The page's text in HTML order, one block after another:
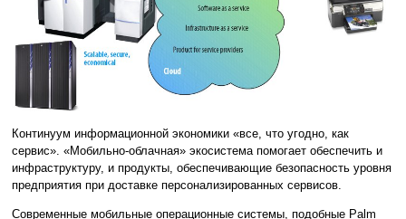
Континуум информационной экономики «все, что угодно, как
сервис». «Мобильно-облачная» экосистема помогает обеспечить и
инфраструктуру, и продукты, обеспечивающие безопасность уровня
предприятия при доставке персонализированных сервисов.
Современные мобильные операционные системы, подобные Palm